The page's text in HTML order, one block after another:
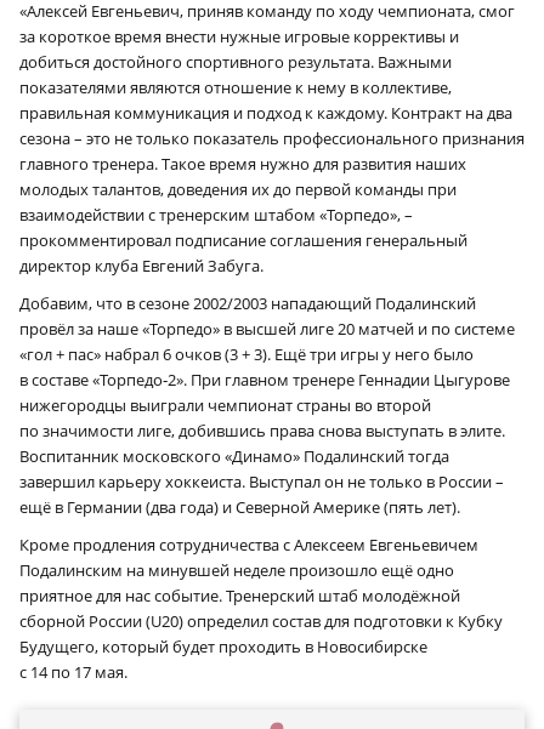
«Алексей Евгеньевич, приняв команду по ходу чемпионата, смог
за короткое время внести нужные игровые коррективы и
добиться достойного спортивного результата. Важными
показателями являются отношение к нему в коллективе,
правильная коммуникация и подход к каждому. Контракт на два
сезона – это не только показатель профессионального признания
главного тренера. Такое время нужно для развития наших
молодых талантов, доведения их до первой команды при
взаимодействии с тренерским штабом «Торпедо», –
прокомментировал подписание соглашения генеральный
директор клуба Евгений Забуга.
Добавим, что в сезоне 2002/2003 нападающий Подалинский
провёл за наше «Торпедо» в высшей лиге 20 матчей и по системе
«гол + пас» набрал 6 очков (3 + 3). Ещё три игры у него было
в составе «Торпедо‑2». При главном тренере Геннадии Цыгурове
нижегородцы выиграли чемпионат страны во второй
по значимости лиге, добившись права снова выступать в элите.
Воспитанник московского «Динамо» Подалинский тогда
завершил карьеру хоккеиста. Выступал он не только в России –
ещё в Германии (два года) и Северной Америке (пять лет).
Кроме продления сотрудничества с Алексеем Евгеньевичем
Подалинским на минувшей неделе произошло ещё одно
приятное для нас событие. Тренерский штаб молодёжной
сборной России (U20) определил состав для подготовки к Кубку
Будущего, который будет проходить в Новосибирске
с 14 по 17 мая.